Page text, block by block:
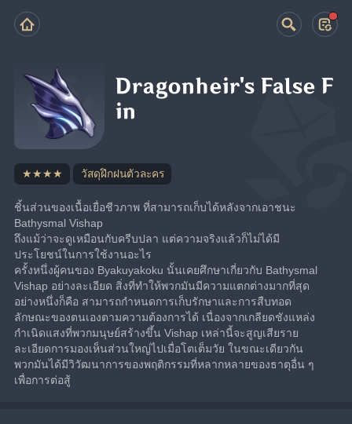
Dragonheir's False F
in
★★★★ วัสดุฝึกฝนตัวละคร
ชิ้นส่วนของเนื้อเยื่อชีวภาพ ที่สามารถเก็บได้หลังจากเอาชนะ
Bathysmal Vishap
ถึงแม้ว่าจะดูเหมือนกับครีบปลา แต่ความจริงแล้วก็ไม่ได้มี
ประโยชน์ในการใช้งานอะไร
ครั้งหนึ่งผู้คนของ Byakuyakoku นั้นเคยศึกษาเกี่ยวกับ Bathysmal
Vishap อย่างละเอียด สิ่งที่ทำให้พวกมันมีความแตกต่างมากที่สุด
อย่างหนึ่งก็คือ สามารถกำหนดการเก็บรักษาและการสืบทอด
ลักษณะของตนเองตามความต้องการได้ เนื่องจากเกลียดชังแหล่ง
กำเนิดแสงที่พวกมนุษย์สร้างขึ้น Vishap เหล่านี้จะสูญเสียราย
ละเอียดการมองเห็นส่วนใหญ่ไปเมื่อโตเต็มวัย ในขณะเดียวกัน
พวกมันได้มีวิวัฒนาการของพฤติกรรมที่หลากหลายของธาตุอื่น ๆ
เพื่อการต่อสู้